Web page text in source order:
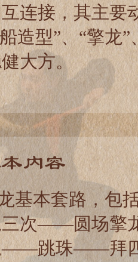
连接，其主要
造型”、“擎龙
大方。
内容
基本套路，
三次——圆场
——跳珠——拜